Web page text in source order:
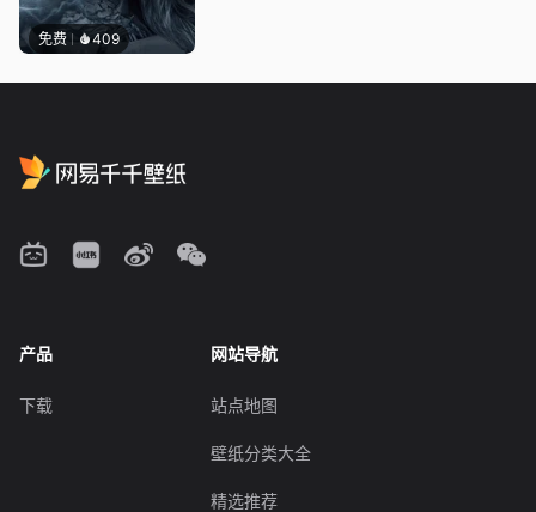
免费 409
产品
下载
网站导航
站点地图
壁纸分类大全
精选推荐